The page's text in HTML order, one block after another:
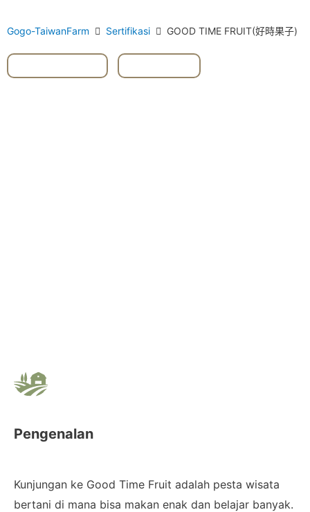
Gogo-TaiwanFarm Sertifikasi GOOD TIME FRUIT(好時果子)
Pengenalan
Kunjungan ke Good Time Fruit adalah pesta wisata
bertani di mana bisa makan enak dan belajar banyak.